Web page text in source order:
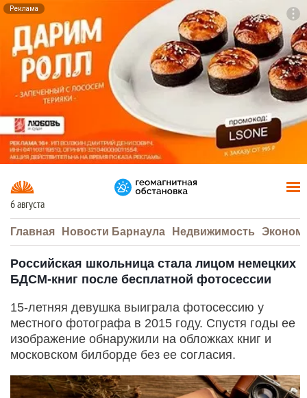
Реклама
6 августа
Главная Новости Барнаула Недвижимость
Российская школьница стала лицом немецких
БДСМ-книг после бесплатной фотосессии
15-летняя девушка выиграла фотосессию у
местного фотографа в 2015 году. Спустя годы ее
изображение обнаружили на обложках книг и
московском билборде без ее согласия.